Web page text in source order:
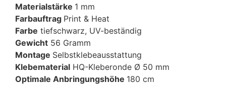
Materialstärke 1 mm
Farbauftrag Print & Heat
Farbe tiefschwarz, UV-beständig
Gewicht 56 Gramm
Montage Selbstklebeausstattung
Klebematerial HQ-Kleberonde Ø 50 mm
Optimale Anbringungshöhe 180 cm